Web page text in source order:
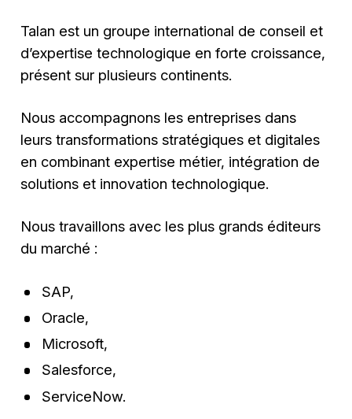
Talan est un groupe international de conseil et
d’expertise technologique en forte croissance,
présent sur plusieurs continents.
Nous accompagnons les entreprises dans
leurs transformations stratégiques et digitales
en combinant expertise métier, intégration de
solutions et innovation technologique.
Nous travaillons avec les plus grands éditeurs
du marché :
SAP,
Oracle,
Microsoft,
Salesforce,
ServiceNow.